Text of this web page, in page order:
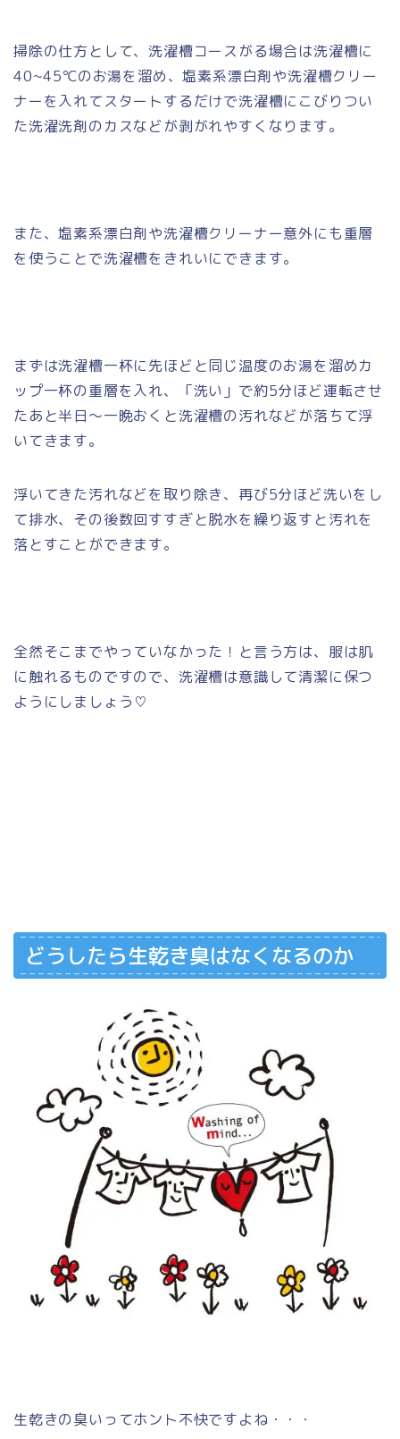
掃除の仕方として、洗濯槽コースがる場合は洗濯槽に
40~45℃のお湯を溜め、塩素系漂白剤や洗濯槽クリー
ナーを入れてスタートするだけで洗濯槽にこびりつい
た洗濯洗剤のカスなどが剥がれやすくなります。
また、塩素系漂白剤や洗濯槽クリーナー意外にも重層
を使うことで洗濯槽をきれいにできます。
まずは洗濯槽一杯に先ほどと同じ温度のお湯を溜めカ
ップ一杯の重層を入れ、「洗い」で約5分ほど運転させ
たあと半日～一晩おくと洗濯槽の汚れなどが落ちて浮
いてきます。
浮いてきた汚れなどを取り除き、再び5分ほど洗いをし
て排水、その後数回すすぎと脱水を繰り返すと汚れを
落とすことができます。
全然そこまでやっていなかった！と言う方は、服は肌
に触れるものですので、洗濯槽は意識して清潔に保つ
ようにしましょう♡
どうしたら生乾き臭はなくなるのか
生乾きの臭いってホント不快ですよね・・・